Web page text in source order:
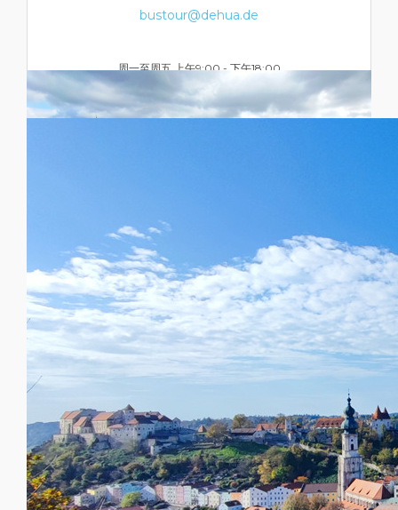
bustour@dehua.de
周一至周五 上午9:00 - 下午18:00